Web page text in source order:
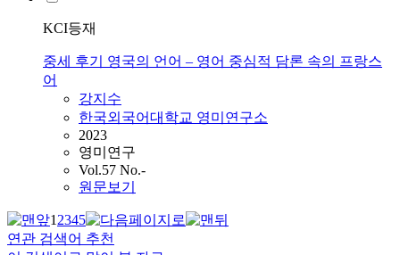
KCI등재
중세 후기 영국의 언어 – 영어 중심적 담론 속의 프랑스
어
강지수
한국외국어대학교 영미연구소
2023
영미연구
Vol.57 No.-
원문보기
12345
연관 검색어 추천